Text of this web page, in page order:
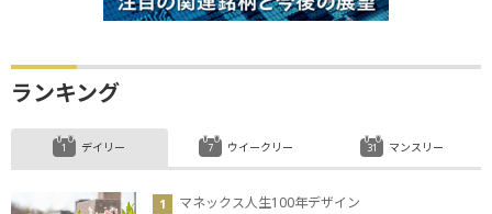
ランキング
デイリー
マネックス人生100年デザイン
ウイークリー マンスリー